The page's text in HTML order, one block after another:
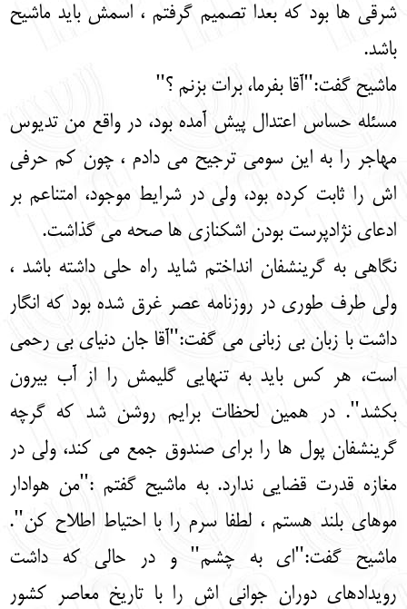
شرقی ها بود که بعدا تصمیم گرفتم ، اسمش باید ماشیح
باشد.
ماشیح گفت:"آقا بفرما، برات بزنم ؟"
مسئله حساس اعتدال پیش آمده بود، در واقع من تدیوس
مهاجر را به این سومی ترجیح می دادم ، چون کم حرفی
اش را ثابت کرده بود، ولی در شرایط موجود، امتناعم بر
ادعای نژادپرست بودن اشکنازی ها صحه می گذاشت.
نگاهی به گرینشفان انداختم شاید راه حلی داشته باشد ،
ولی طرف طوری در روزنامه عصر غرق شده بود که انگار
داشت با زبان بی زبانی می گفت:"آقا جان دنیای بی رحمی
است، هر کس باید به تنهایی گلیمش را از آب بیرون
بکشد". در همین لحظات برایم روشن شد که گرچه
گرینشفان پول ها را برای صندوق جمع می کند، ولی در
مغازه قدرت قضایی ندارد. به ماشیح گفتم :"من هوادار
موهای بلند هستم ، لطفا سرم را با احتیاط اطلاح کن".
ماشیح گفت:"ای به چشم" و در حالی که داشت
رویدادهای دوران جوانی اش را با تاریخ معاصر کشور